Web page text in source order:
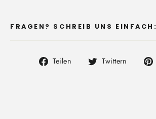
FRAGEN? SCHREIB UNS EINFACH:
Teilen
Auf
Twittern
Auf